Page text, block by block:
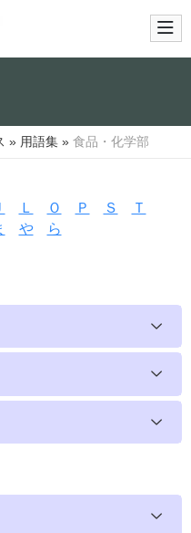
メ
» 用語集» 食品・化学部
Ｌ Ｏ Ｐ Ｓ
Ｔ
や ら